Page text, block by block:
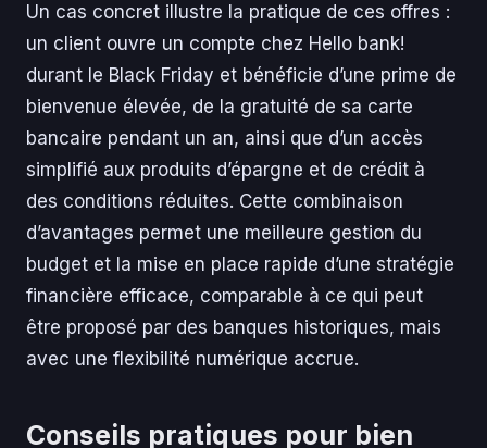
Un cas concret illustre la pratique de ces offres :
un client ouvre un compte chez Hello bank!
durant le Black Friday et bénéficie d’une prime de
bienvenue élevée, de la gratuité de sa carte
bancaire pendant un an, ainsi que d’un accès
simplifié aux produits d’épargne et de crédit à
des conditions réduites. Cette combinaison
d’avantages permet une meilleure gestion du
budget et la mise en place rapide d’une stratégie
financière efficace, comparable à ce qui peut
être proposé par des banques historiques, mais
avec une flexibilité numérique accrue.
Conseils pratiques pour bien